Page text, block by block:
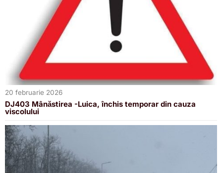
20 februarie 2026
DJ403 Mânăstirea -Luica, închis temporar din cauza
viscolului